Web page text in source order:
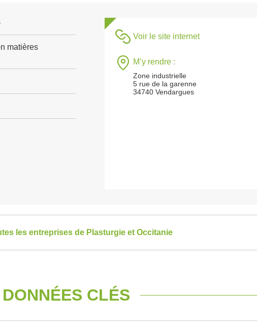
matières
Voir le site internet
M’y rendre :
Zone industrielle
5 rue de la garenne
34740 Vendargues
les entreprises de Plasturgie et Occitanie
DONNÉES CLÉS